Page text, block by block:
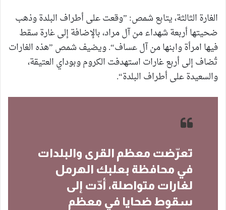
الغارة الثالثة، يتابع شمص: ”وقعت على أطراف البلدة وذهب
ضحيتها أربعة شهداء من آل مراد، بالإضافة إلى غارة سقط
فيها امرأة وابنها من آل عساف“. ويضيف شمص ”هذه الغارات
تُضاف إلى أربع غارات استهدفت الكروم وبوداي العتيقة،
والسعيدة على أطراف البلدة“.
تعرّضت معظم القرى والبلدات
في محافظة بعلبك الهرمل
لغارات متواصلة، أدّت إلى
سقوط ضحايا في معظم